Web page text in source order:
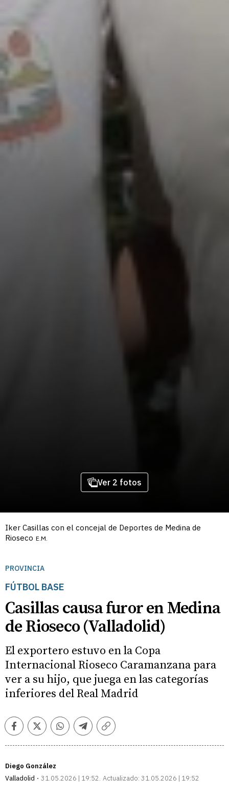
Ver 2 fotos
Iker Casillas con el concejal de Deportes de Medina de
Rioseco E.M.
PROVINCIA
FÚTBOL BASE
Casillas causa furor en Medina
de Rioseco (Valladolid)
El exportero estuvo en la Copa
Internacional Rioseco Caramanzana para
ver a su hijo, que juega en las categorías
inferiores del Real Madrid
FacebookTwitterWhatsappTelegramCopiar
Diego González
Valladolid
31.05.2026 | 19:52 Actualizado: 31.05.2026 | 19:52